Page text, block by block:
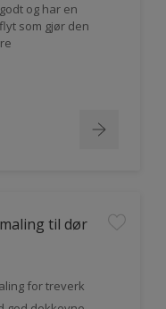
og har en
som gjør den
til dør
for treverk